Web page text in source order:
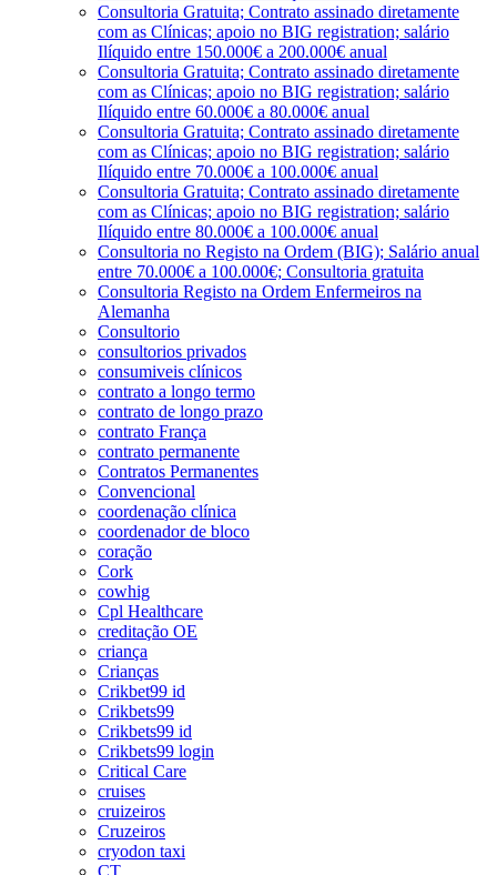
Consultoria Gratuita; Contrato assinado diretamente
com as Clínicas; apoio no BIG registration; salário
Ilíquido entre 150.000€ a 200.000€ anual
Consultoria Gratuita; Contrato assinado diretamente
com as Clínicas; apoio no BIG registration; salário
Ilíquido entre 60.000€ a 80.000€ anual
Consultoria Gratuita; Contrato assinado diretamente
com as Clínicas; apoio no BIG registration; salário
Ilíquido entre 70.000€ a 100.000€ anual
Consultoria Gratuita; Contrato assinado diretamente
com as Clínicas; apoio no BIG registration; salário
Ilíquido entre 80.000€ a 100.000€ anual
Consultoria no Registo na Ordem (BIG); Salário anual
entre 70.000€ a 100.000€; Consultoria gratuita
Consultoria Registo na Ordem Enfermeiros na
Alemanha
Consultorio
consultorios privados
consumiveis clínicos
contrato a longo termo
contrato de longo prazo
contrato França
contrato permanente
Contratos Permanentes
Convencional
coordenação clínica
coordenador de bloco
coração
Cork
cowhig
Cpl Healthcare
creditação OE
criança
Crianças
Crikbet99 id
Crikbets99
Crikbets99 id
Crikbets99 login
Critical Care
cruises
cruizeiros
Cruzeiros
cryodon taxi
CT